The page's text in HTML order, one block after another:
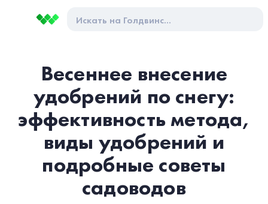
Весеннее внесение
удобрений по снегу:
эффективность метода,
виды удобрений и
подробные советы
садоводов